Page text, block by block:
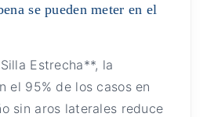
se pueden meter en el
Estrecha**, la
el 95% de los casos en
sin aros laterales reduce